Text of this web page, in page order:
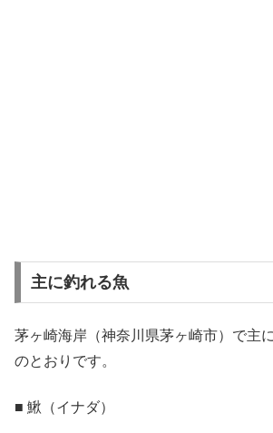
主に釣れる魚
茅ヶ崎海岸（神奈川県茅ヶ崎市）で主
のとおりです。
■ 鰍（イナダ）